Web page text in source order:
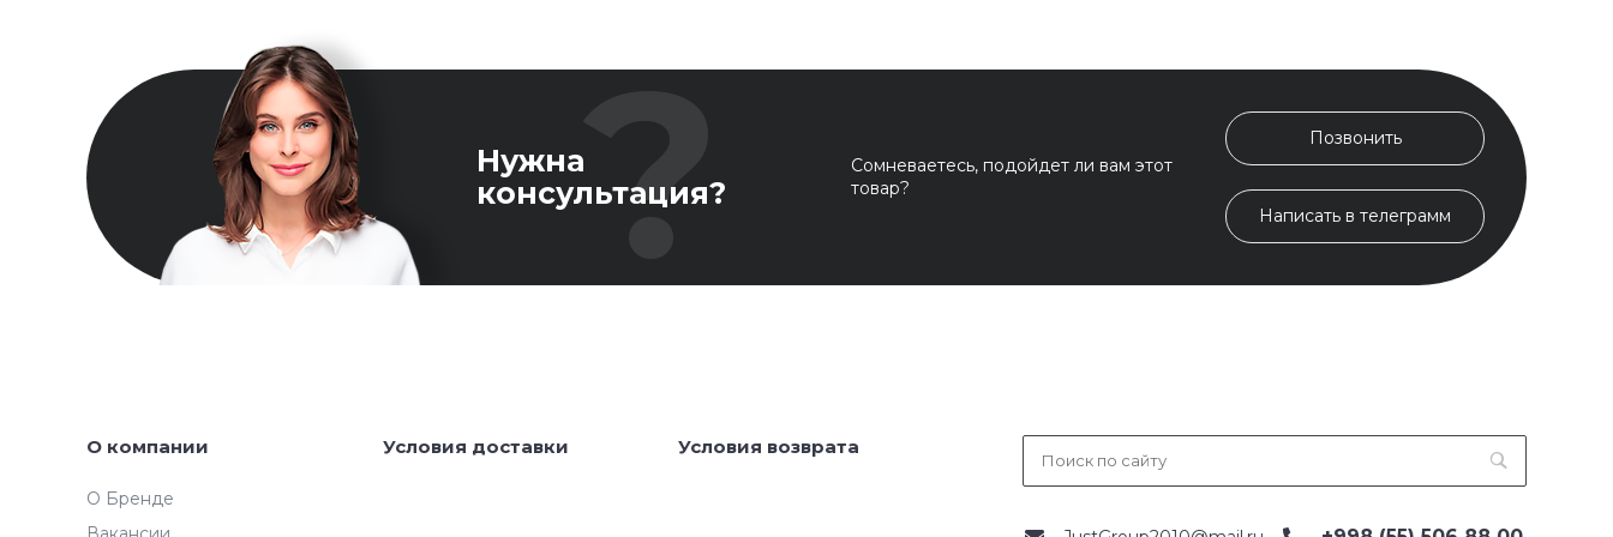
Нужна
консультация?
Сомневаетесь, подойдет ли вам этот
товар?
Позвонить
Написать в телеграмм
О компании
О Бренде
Условия доставки Условия возврата